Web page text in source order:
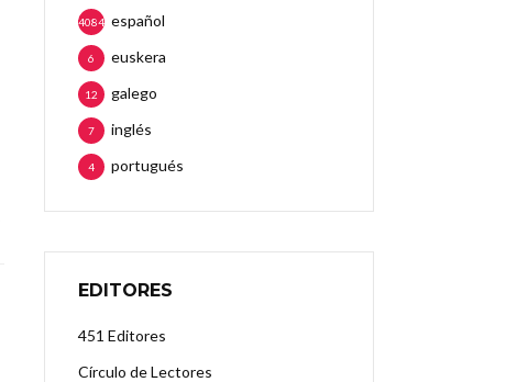
español
4084
euskera
6
galego
12
inglés
7
portugués
4
EDITORES
451 Editores
Círculo de Lectores